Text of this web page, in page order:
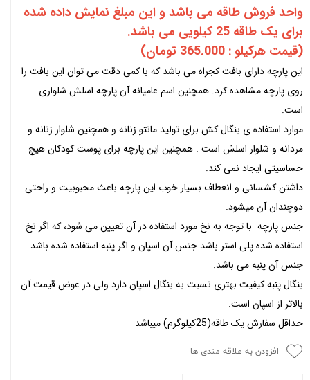
واحد فروش طاقه می باشد و این مبلغ نمایش داده شده
برای یک طاقه 25 کیلویی می باشد.
(قیمت هرکیلو : 365.000 تومان)
این پارچه دارای بافت کجراه می باشد که با کمی دقت می توان این بافت را
روی پارچه مشاهده کرد. همچنین اسم عامیانه آن پارچه اسلش شلواری
است.
موارد استفاده ی بنگال کش برای تولید مانتو زنانه و همچنین شلوار زنانه و
مردانه و شلوار اسلش است . همچنین این پارچه برای پوست کودکان هیچ
حساسیتی ایجاد نمی کند.
داشتن کشسانی و انعطاف بسیار خوب این پارچه باعث محبوبیت و راحتی
دوچندان آن میشود.
جنس پارچه با توجه به نخ مورد استفاده در آن تعیین می شود، که اگر نخ
استفاده شده پلی استر باشد جنس آن اسپان و اگر پنبه استفاده شده باشد
جنس آن پنبه می باشد.
بنگال پنبه کیفیت بهتری نسبت به بنگال اسپان دارد ولی در عوض قیمت آن
بالاتر از اسپان است.
حداقل سفارش یک طاقه(25کیلوگرم) میباشد
افزودن به علاقه مندی ها